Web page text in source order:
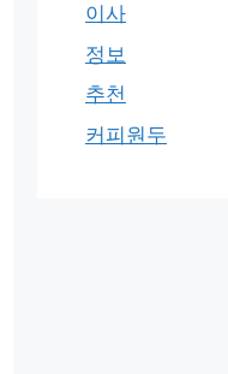
이사
정보
추천
커피원두